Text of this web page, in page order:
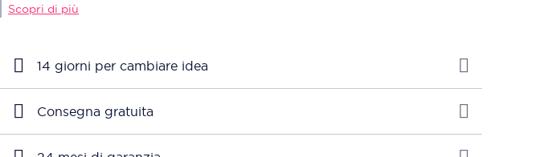
Scopri di più
14 giorni per cambiare idea
Consegna gratuita